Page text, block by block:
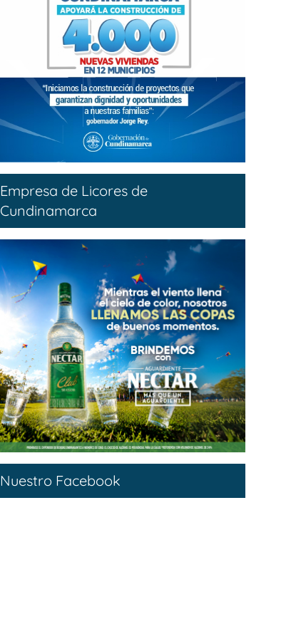
Empresa de Licores de
Cundinamarca
Nuestro Facebook